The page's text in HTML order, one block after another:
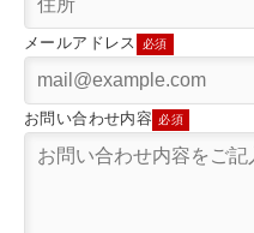
メールアドレス 必須
お問い合わせ内容 必須